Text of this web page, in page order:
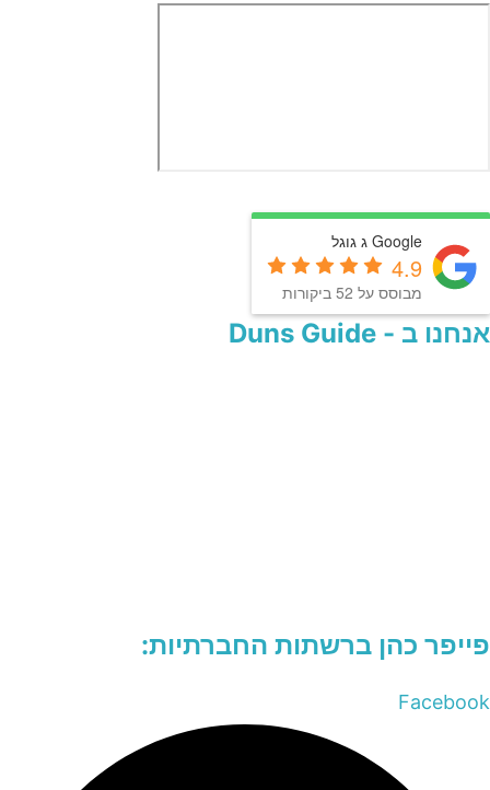
Google ג גוגל
4.9
מבוסס על 52 ביקורות
אנחנו ב - Duns Guide
פייפר כהן ברשתות החברתיות:
Facebook